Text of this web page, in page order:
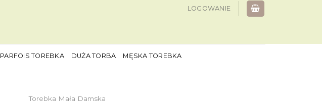
LOGOWANIE
PARFOIS TOREBKA DUŻA TORBA MĘSKA TOREBKA
Torebka Mała Damska